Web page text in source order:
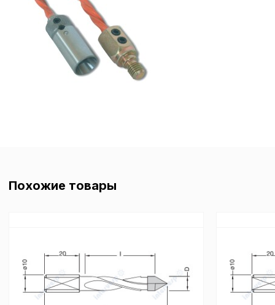
Похожие товары
согласие. Вы вправе
настроек файлов cookie
согласие) в любое
путем перехода по